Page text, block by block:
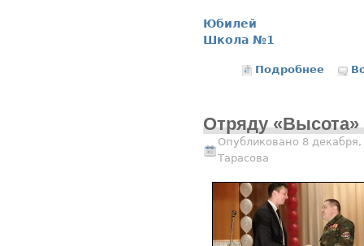
Юбилей
Школа №1
Подробнее о
Отряду «Высота»
Опубликовано 8
Тарасова